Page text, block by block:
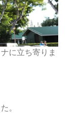
に立ち寄りま
。